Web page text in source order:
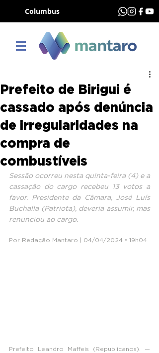
Columbus
Prefeito de Birigui é
cassado após denúncia
de irregularidades na
compra de
combustíveis
Sessão ocorreu nesta quinta-feira (4) e a
cassação do cargo recebeu 13 votos a
favor. Presidente da Câmara, José Luís
Buchalla (Patriota), deveria assumir, mas
renunciou ao cargo.
Por Redação Mantaro | 04/04/2024 • 19h04
Prefeito Leandro Maffeis (Republicanos). —